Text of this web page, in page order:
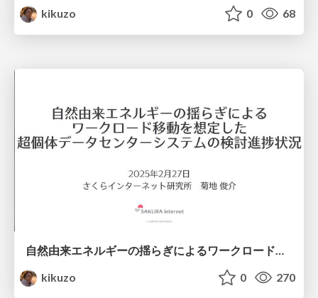
kikuzo
0 68
自然由来エネルギーの揺らぎによるワークロード移動を想定した超個体データセンターシステムの検討進捗状況
kikuzo
0 270